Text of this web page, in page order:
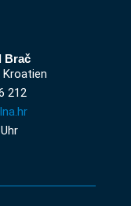
Brač
Kroatien
212